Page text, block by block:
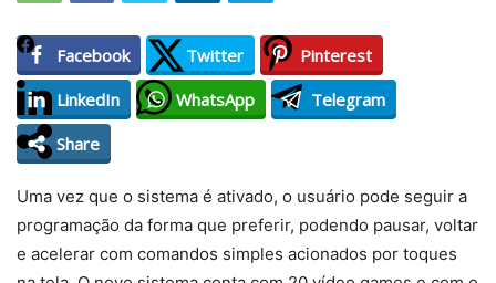
Facebook Twitter
Pinterest
LinkedIn
WhatsApp
Telegram
Share
Uma vez que o sistema é ativado, o usuário pode seguir a
programação da forma que preferir, podendo pausar, voltar
e acelerar com comandos simples acionados por toques